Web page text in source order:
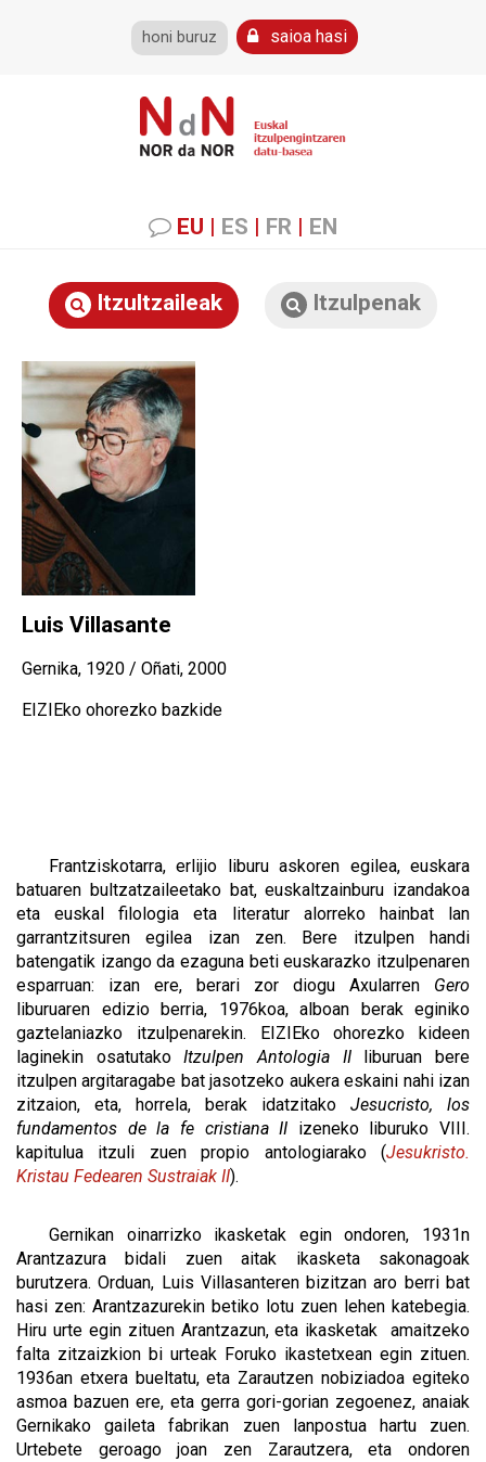
honi buruz saioa hasi
EU | ES | FR | EN
Itzultzaileak Itzulpenak
Luis Villasante
Gernika, 1920 / Oñati, 2000
EIZIEko ohorezko bazkide
Frantziskotarra, erlijio liburu askoren egilea, euskara
batuaren bultzatzaileetako bat, euskaltzainburu izandakoa
eta euskal filologia eta literatur alorreko hainbat lan
garrantzitsuren egilea izan zen. Bere itzulpen handi
batengatik izango da ezaguna beti euskarazko itzulpenaren
esparruan: izan ere, berari zor diogu Axularren Gero
liburuaren edizio berria, 1976koa, alboan berak eginiko
gaztelaniazko itzulpenarekin. EIZIEko ohorezko kideen
laginekin osatutakoItzulpen Antologia II
liburuan bere
itzulpen argitaragabe bat jasotzeko aukera eskaini nahi izan
zitzaion, eta, horrela, berak idatzitako Jesucristo, los
fundamentos de la fe cristiana II izeneko liburuko VIII.
kapitulua itzuli zuen propio antologiarako (Jesukristo.
Kristau Fedearen Sustraiak II).
Gernikan oinarrizko ikasketak egin ondoren, 1931n
Arantzazura bidali zuen aitak ikasketa sakonagoak
burutzera. Orduan, Luis Villasanteren bizitzan aro berri bat
hasi zen: Arantzazurekin betiko lotu zuen lehen katebegia.
Hiru urte egin zituen Arantzazun, eta ikasketak amaitzeko
falta zitzaizkion bi urteak Foruko ikastetxean egin zituen.
1936an etxera bueltatu, eta Zarautzen nobiziadoa egiteko
asmoa bazuen ere, eta gerra gori-gorian zegoenez, anaiak
Gernikako gaileta fabrikan zuen lanpostua hartu zuen.
Urtebete geroago joan zen Zarautzera, eta ondoren